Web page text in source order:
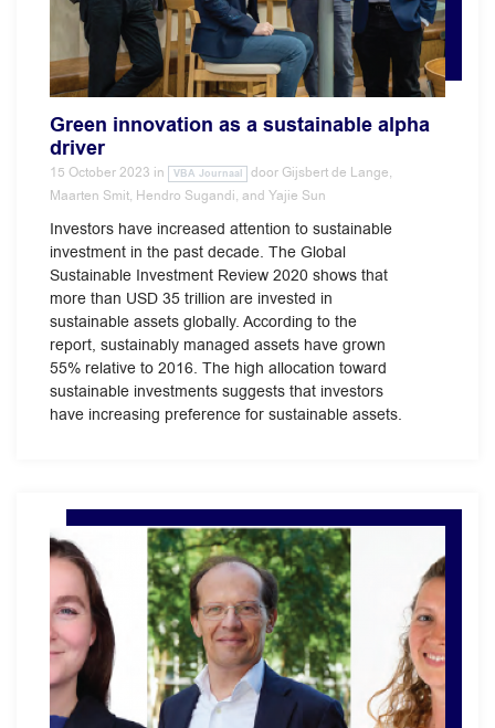
Green innovation as a sustainable alpha
driver
15 October 2023 in VBA Journaal door Gijsbert de Lange,
Maarten Smit, Hendro Sugandi, and Yajie Sun
Investors have increased attention to sustainable
investment in the past decade. The Global
Sustainable Investment Review 2020 shows that
more than USD 35 trillion are invested in
sustainable assets globally. According to the
report, sustainably managed assets have grown
55% relative to 2016. The high allocation toward
sustainable investments suggests that investors
have increasing preference for sustainable assets.